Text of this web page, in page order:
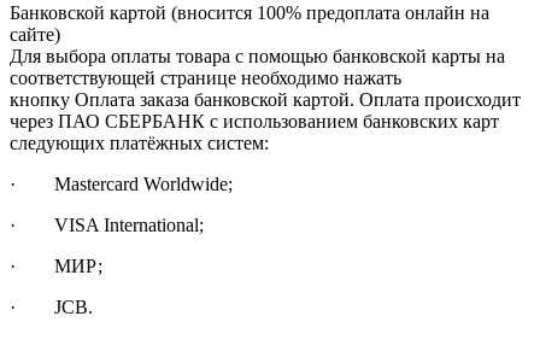
Банковской картой (вносится 100% предоплата онлайн на
сайте)
Для выбора оплаты товара с помощью банковской карты на
соответствующей странице необходимо нажать
кнопку Оплата заказа банковской картой. Оплата происходит
через ПАО СБЕРБАНК с использованием банковских карт
следующих платёжных систем:
· Mastercard Worldwide;
· VISA International;
· МИР;
· JCB.